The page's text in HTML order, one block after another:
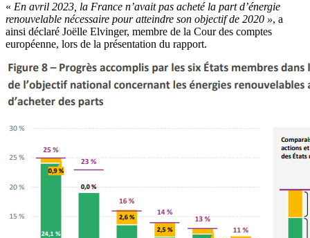
« En avril 2023, la France n’avait pas acheté la part d’énergie
renouvelable nécessaire pour atteindre son objectif de 2020 », a
ainsi déclaré Joëlle Elvinger, membre de la Cour des comptes
européenne, lors de la présentation du rapport.